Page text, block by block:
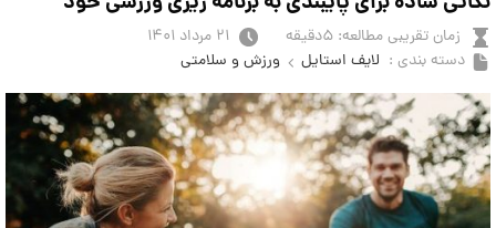
زمان تقریبی مطالعه: ۵دقیقه
دسته بندی : لایف استایل ورزش و سلامتی